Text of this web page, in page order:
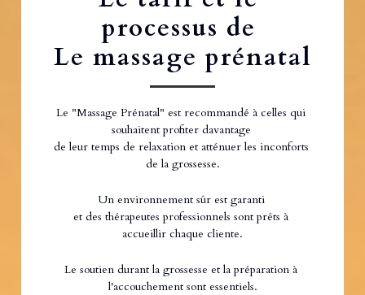
processus de
Le massage prénatal
Le "Massage Prénatal" est recommandé à celles qui
souhaitent profiter davantage
de leur temps de relaxation et atténuer les inconforts
de la grossesse.
Un environnement sûr est garanti
et des thérapeutes professionnels sont prêts à
accueillir chaque cliente.
Le soutien durant la grossesse et la préparation à
l'accouchement sont essentiels.